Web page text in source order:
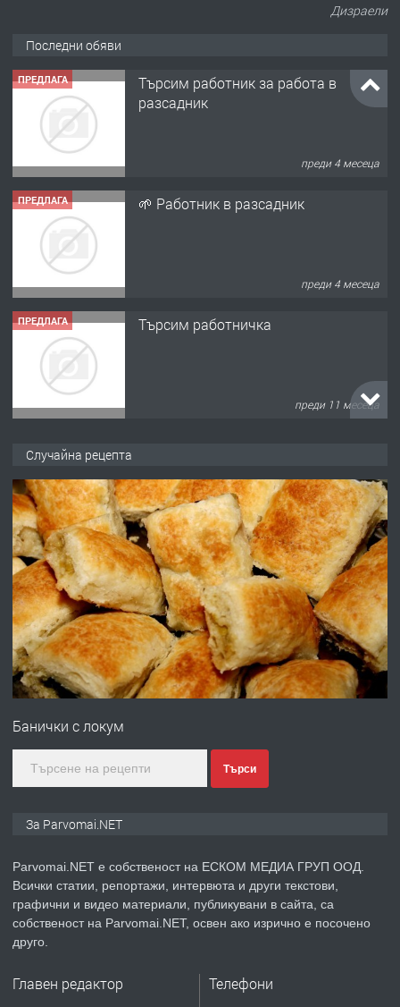
Дизраели
Последни обяви
ПРЕДЛАГА
Търсим работник за работа в
разсадник
преди 4 месеца
ПРЕДЛАГА 🌱 Работник в разсадник
преди 4 месеца
ПРЕДЛАГА Търсим работничка
преди 11 месеца
преди 1 година
ПРЕДЛАГА Работа за общи работници
преди 1 година
ПРЕДЛАГА
Първи поход "По стъпките на Ангел
преди 1 година
ПРЕДЛАГА Уроци по Математика
Случайна рецепта
Банички с локум
Търси
За Parvomai.NET
Parvomai.NET е собственост на ЕСКОМ МЕДИА ГРУП ООД.
Всички статии, репортажи, интервюта и други текстови,
графични и видео материали, публикувани в сайта, са
собственост на Parvomai.NET, освен ако изрично е посочено
друго.
Главен редактор Телефони